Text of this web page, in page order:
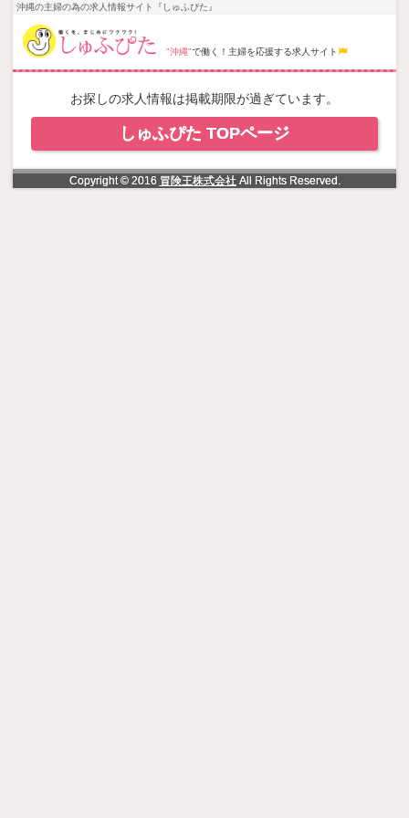
NowLoading
沖縄の主婦の為の求人情報サイト『しゅふぴた』
"沖縄"で働く！主婦を応援する求人サイト
お探しの求人情報は掲載期限が過ぎています。
しゅふぴた TOPページ
Copyright © 2016 冒険王株式会社All Rights Reserved.